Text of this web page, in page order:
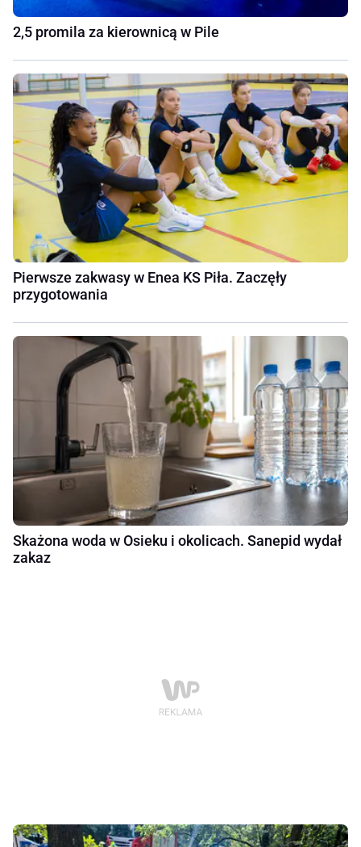
2,5 promila za kierownicą w Pile
Pierwsze zakwasy w Enea KS Piła. Zaczęły
przygotowania
Skażona woda w Osieku i okolicach. Sanepid wydał
zakaz